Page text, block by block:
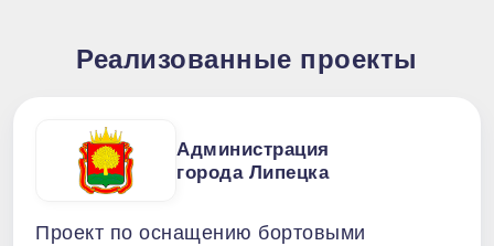
Реализованные проекты
Администрация
города Липецка
Проект по оснащению бортовыми